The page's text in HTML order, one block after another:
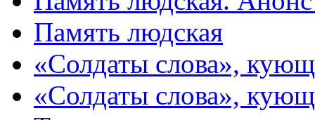
Память людская
«Солдаты слова»,
«Солдаты слова»,